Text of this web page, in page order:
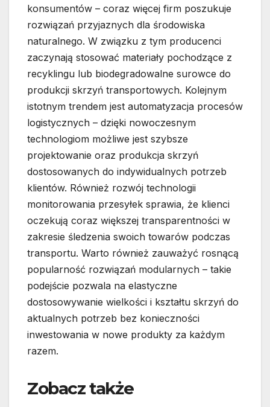
konsumentów – coraz więcej firm poszukuje
rozwiązań przyjaznych dla środowiska
naturalnego. W związku z tym producenci
zaczynają stosować materiały pochodzące z
recyklingu lub biodegradowalne surowce do
produkcji skrzyń transportowych. Kolejnym
istotnym trendem jest automatyzacja procesów
logistycznych – dzięki nowoczesnym
technologiom możliwe jest szybsze
projektowanie oraz produkcja skrzyń
dostosowanych do indywidualnych potrzeb
klientów. Również rozwój technologii
monitorowania przesyłek sprawia, że klienci
oczekują coraz większej transparentności w
zakresie śledzenia swoich towarów podczas
transportu. Warto również zauważyć rosnącą
popularność rozwiązań modularnych – takie
podejście pozwala na elastyczne
dostosowywanie wielkości i kształtu skrzyń do
aktualnych potrzeb bez konieczności
inwestowania w nowe produkty za każdym
razem.
Zobacz także